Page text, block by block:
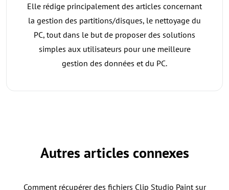
Elle rédige principalement des articles concernant
la gestion des partitions/disques, le nettoyage du
PC, tout dans le but de proposer des solutions
simples aux utilisateurs pour une meilleure
gestion des données et du PC.
Autres articles connexes
Comment récupérer des fichiers Clip Studio Paint sur